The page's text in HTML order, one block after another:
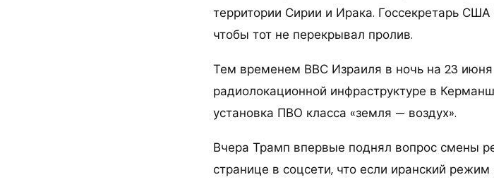
территории Сирии и Ирака. Госсекретарь
чтобы тот не перекрывал пролив.
Тем временем ВВС Израиля в ночь на 23
радиолокационной инфраструктуре в
установка ПВО класса «земля — воздух».
Вчера Трамп впервые поднял вопрос смены
странице в соцсети, что если иранский режим